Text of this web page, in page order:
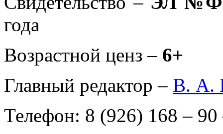
года
Возрастной ценз – 6+
Главный редактор – В. А.
Телефон: 8 (926) 168 – 90